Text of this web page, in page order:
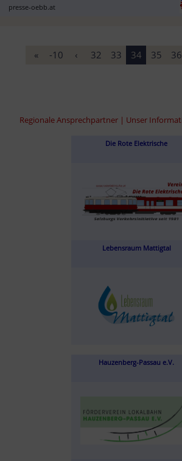
presse-oebb.at
« -10 ‹ 32 33 34 35 36
Regionale Ansprechpartner | Unser
Die Rote Elektrische
Lebensraum Mattigtal
Hauzenberg-Passau e.V.